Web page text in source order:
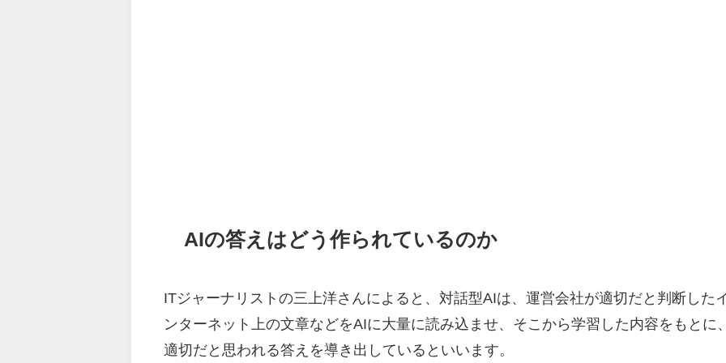
AIの答えはどう作られているのか
ITジャーナリストの三上洋さんによると、対話型AIは、運営会社が適切だと判断した
ンターネット上の文章などをAIに大量に読み込ませ、そこから学習した内容をもとに
適切だと思われる答えを導き出しているといいます。